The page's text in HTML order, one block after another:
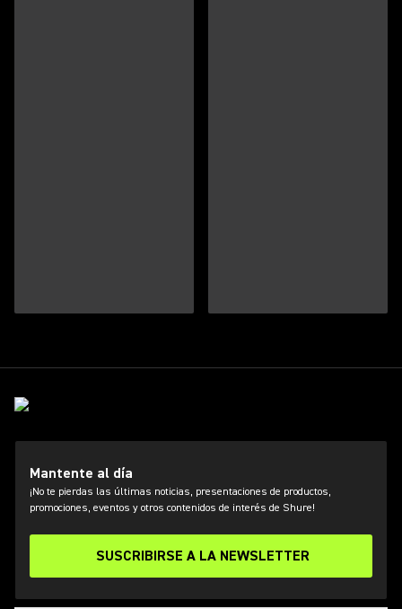
Mantente al día
¡No te pierdas las últimas noticias, presentaciones de productos,
promociones, eventos y otros contenidos de interés de Shure!
SUSCRIBIRSE A LA NEWSLETTER